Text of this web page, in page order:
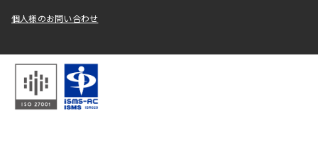
個人様のお問い合わせ